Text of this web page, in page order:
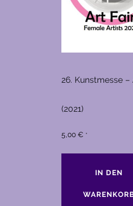
26. Kunstmesse –
(2021)
5,00 € *
IN DEN